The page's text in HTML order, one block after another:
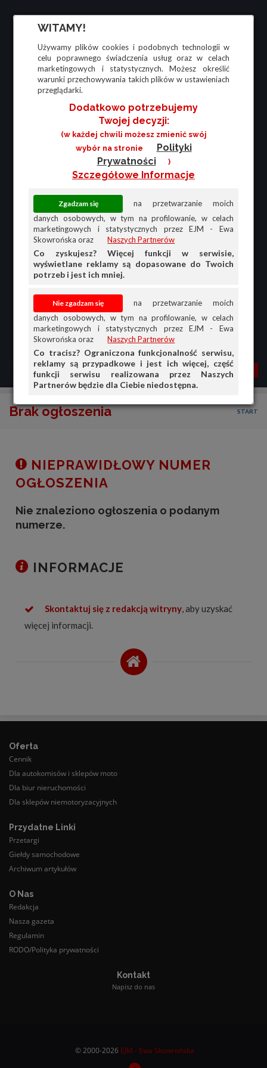
WITAMY!
Używamy plików cookies i podobnych technologii w
celu poprawnego świadczenia usług oraz w celach
marketingowych i statystycznych. Możesz określić
warunki przechowywania takich plików w ustawieniach
przeglądarki.
Dodatkowo potrzebujemy
Twojej decyzji:
(w każdej chwili możesz zmienić swój
wybór na stronie
Polityki
Prywatności
)
Szczegółowe Informacje
na przetwarzanie moich
danych osobowych, w tym na profilowanie, w celach
marketingowych i statystycznych przez EJM - Ewa
Skowrońska oraz
Naszych Partnerów
Co zyskujesz? Więcej funkcji w serwisie,
wyświetlane reklamy są dopasowane do Twoich
potrzeb i jest ich mniej.
na przetwarzanie moich
danych osobowych, w tym na profilowanie, w celach
marketingowych i statystycznych przez EJM - Ewa
Skowrońska oraz
Naszych Partnerów
Co tracisz? Ograniczona funkcjonalność serwisu,
reklamy są przypadkowe i jest ich więcej, część
funkcji serwisu realizowana przez Naszych
Partnerów będzie dla Ciebie niedostępna.
MENU MOJA AG
Brak ogłoszenia START
NIEPRAWIDŁOWY NUMER
OGŁOSZENIA
Nie znaleziono ogłoszenia o podanym
numerze.
INFORMACJE
Skontaktuj się z redakcją witryny, aby uzyskać
więcej informacji.
Oferta
Cennik
Dla autokomisów i sklepów moto
Dla biur nieruchomości
Dla sklepów niemotoryzacyjnych
Przydatne Linki
Przetargi
Giełdy samochodowe
Archiwum artykułów
O Nas
Redakcja
Nasza gazeta
Regulamin
RODO/Polityka prywatności
Kontakt
Napisz do nas
© 2000-2026 EJM - Ewa Skowrońska